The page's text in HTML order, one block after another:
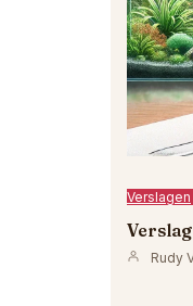
Verslagen
Rudy